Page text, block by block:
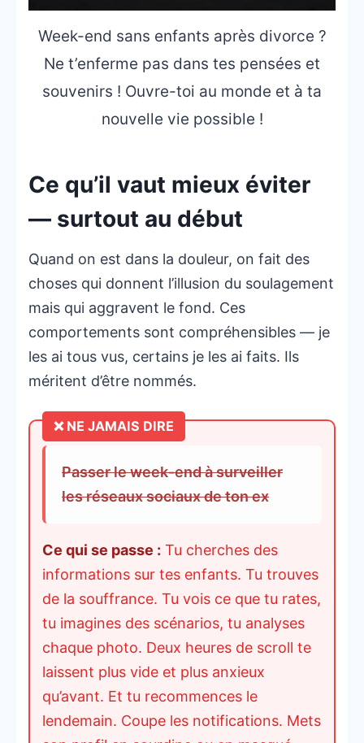
Week-end sans enfants après divorce ?
Ne t’enferme pas dans tes pensées et
souvenirs ! Ouvre-toi au monde et à ta
nouvelle vie possible !
Ce qu’il vaut mieux éviter
— surtout au début
Quand on est dans la douleur, on fait des
choses qui donnent l’illusion du soulagement
mais qui aggravent le fond. Ces
comportements sont compréhensibles — je
les ai tous vus, certains je les ai faits. Ils
méritent d’être nommés.
Passer le week-end à surveiller
les réseaux sociaux de ton ex
Ce qui se passe : Tu cherches des
informations sur tes enfants. Tu trouves
de la souffrance. Tu vois ce que tu rates,
tu imagines des scénarios, tu analyses
chaque photo. Deux heures de scroll te
laissent plus vide et plus anxieux
qu’avant. Et tu recommences le
lendemain. Coupe les notifications. Mets